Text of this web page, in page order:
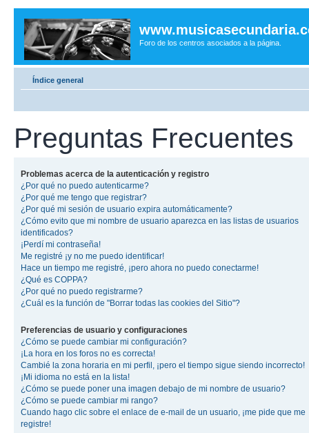
Foro de los centros asociados a la página.
Índice general
Preguntas Frecuentes
Problemas acerca de la autenticación y registro
¿Por qué no puedo autenticarme?
¿Por qué me tengo que registrar?
¿Por qué mi sesión de usuario expira automáticamente?
¿Cómo evito que mi nombre de usuario aparezca en las listas de usuarios
identificados?
¡Perdí mi contraseña!
Me registré ¡y no me puedo identificar!
Hace un tiempo me registré, ¡pero ahora no puedo conectarme!
¿Qué es COPPA?
¿Por qué no puedo registrarme?
¿Cuál es la función de "Borrar todas las cookies del Sitio"?
Preferencias de usuario y configuraciones
¿Cómo se puede cambiar mi configuración?
¡La hora en los foros no es correcta!
Cambié la zona horaria en mi perfil, ¡pero el tiempo sigue siendo incorrecto!
¡Mi idioma no está en la lista!
¿Cómo se puede poner una imagen debajo de mi nombre de usuario?
¿Cómo se puede cambiar mi rango?
Cuando hago clic sobre el enlace de e-mail de un usuario, ¡me pide que me
registre!